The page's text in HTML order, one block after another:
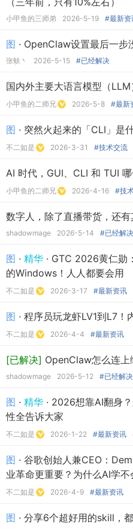
小甲鱼的三师弟 2026-5-19 #最新资
图 · OpenClaw设置最后一步
张蚨丶 2026-5-15 #已经解决
国内外主要大语言模型（
小甲鱼的二师兄 2026-5-8 #最新
图 · 突然火起来的「CLI」是
不二如是 2026-3-31 #技术交流
AI 时代，GUI、CLI 和 TUI
小甲鱼的二师兄 2026-4-16 #技
数字人，除了直播带货，还有
shadowmage 2026-5-14 #已经解决
图 · 精华 · GTC 2026黄仁
的Windows！人人都要会用
不二如是 2026-3-17 #最新资讯
图 · 程序员玩龙虾LV1到L7！
不二如是 2026-4-4 #最新资讯
[已解决] OpenClaw怎么连上
shadowmage 2026-5-12 #已经解决
图 · 精华 · 2026想靠AI翻身
性全告诉大家
不二如是 2026-1-22 #最新资讯
图 · 谷歌创始人兼CEO：
业革命更重要？为什么AI学不
不二如是 2026-4-9 #最新资讯
图 · 分享6个超好用的skill，